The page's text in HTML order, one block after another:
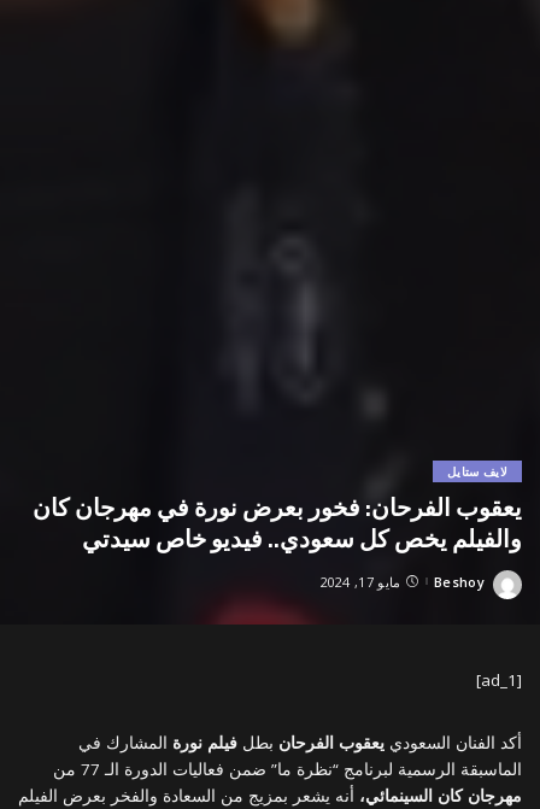
لايف ستايل
يعقوب الفرحان: فخور بعرض نورة في مهرجان كان
والفيلم يخص كل سعودي.. فيديو خاص سيدتي
Posted
Beshoy مايو 17, 2024
[ad_1]
أكد الفنان السعودي يعقوب الفرحان بطل فيلم نورة المشارك في
الماسبقة الرسمية لبرنامج “نظرة ما” ضمن فعاليات الدورة الـ 77 من
مهرجان كان السينمائي، أنه يشعر بمزيج من السعادة والفخر بعرض الفيلم